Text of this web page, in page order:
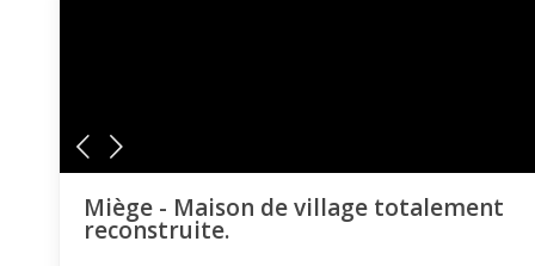
Miège - Maison de village totalement
reconstruite.